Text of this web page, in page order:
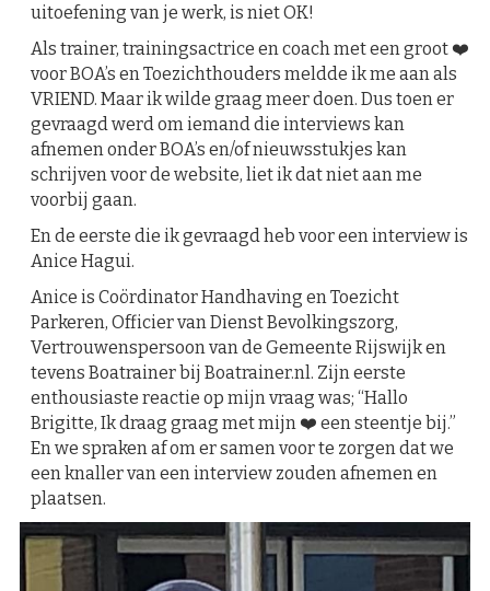
uitoefening van je werk, is niet OK!
Als trainer, trainingsactrice en coach met een groot ❤️️
voor BOA’s en Toezichthouders meldde ik me aan als
VRIEND. Maar ik wilde graag meer doen. Dus toen er
gevraagd werd om iemand die interviews kan
afnemen onder BOA’s en/of nieuwsstukjes kan
schrijven voor de website, liet ik dat niet aan me
voorbij gaan.
En de eerste die ik gevraagd heb voor een interview is
Anice Hagui.
Anice is Coördinator Handhaving en Toezicht
Parkeren, Officier van Dienst Bevolkingszorg,
Vertrouwenspersoon van de Gemeente Rijswijk en
tevens Boatrainer bij Boatrainer.nl. Zijn eerste
enthousiaste reactie op mijn vraag was; “Hallo
Brigitte, Ik draag graag met mijn ❤️ een steentje bij.”
En we spraken af om er samen voor te zorgen dat we
een knaller van een interview zouden afnemen en
plaatsen.